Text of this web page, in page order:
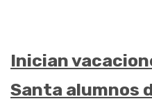
Inician
Santa alumnos